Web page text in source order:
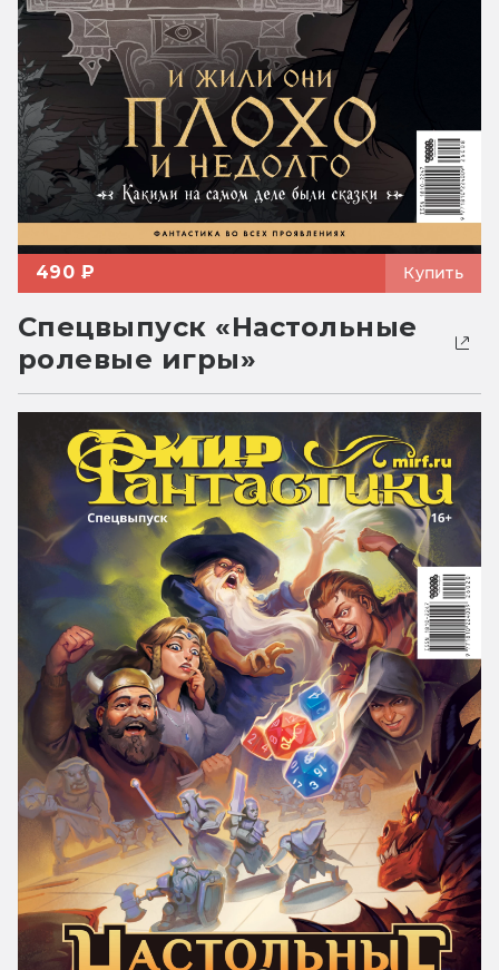
490 ₽ Купить
Спецвыпуск «Настольные
ролевые игры»